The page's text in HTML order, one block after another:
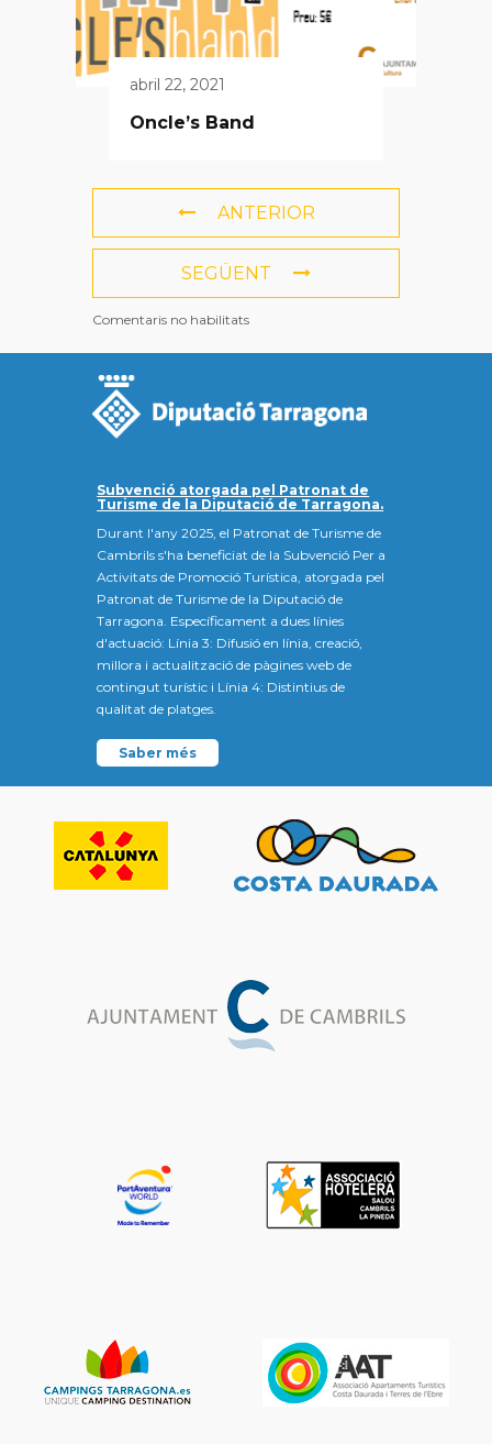
abril 22, 2021
Oncle’s Band
ANTERIOR
SEGÜENT
Comentaris no habilitats
Subvenció atorgada pel Patronat de
Turisme de la Diputació de Tarragona.
Durant l'any 2025, el Patronat de Turisme de
Cambrils s'ha beneficiat de la Subvenció Per a
Activitats de Promoció Turística, atorgada pel
Patronat de Turisme de la Diputació de
Tarragona. Específicament a dues línies
d'actuació: Línia 3: Difusió en línia, creació,
millora i actualització de pàgines web de
contingut turístic i Línia 4: Distintius de
qualitat de platges.
Saber més